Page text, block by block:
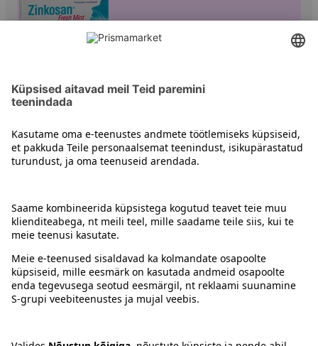
Muud eripreparaadid
Juhised
Tingimused